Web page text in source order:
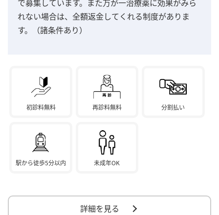
れない場合は、全額返金してくれる制度がありま
す。（諸条件あり）
初診料無料 再診料無料 分割払い
駅から徒歩5分以内 未成年OK
詳細を見る